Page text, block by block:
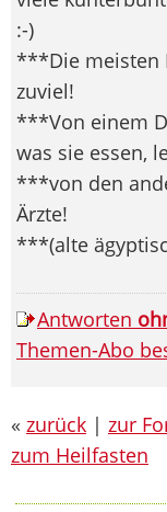
:-)
***Die meisten
zuviel!
***Von einem
was sie essen,
***von den
Ärzte!
***(alte
Antworten
Themen-Abo
« zurück | zur
zum Heilfasten